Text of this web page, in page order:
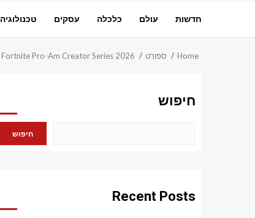
חדשות עולם כלכלה עסקים טכנולוגיה
Home ספורט Fortnite Pro-Am Creator Series 2026 כל הצוותים שאושרו, תאריך, איך לצפות ועוד
חיפוש
חיפוש
Recent Posts